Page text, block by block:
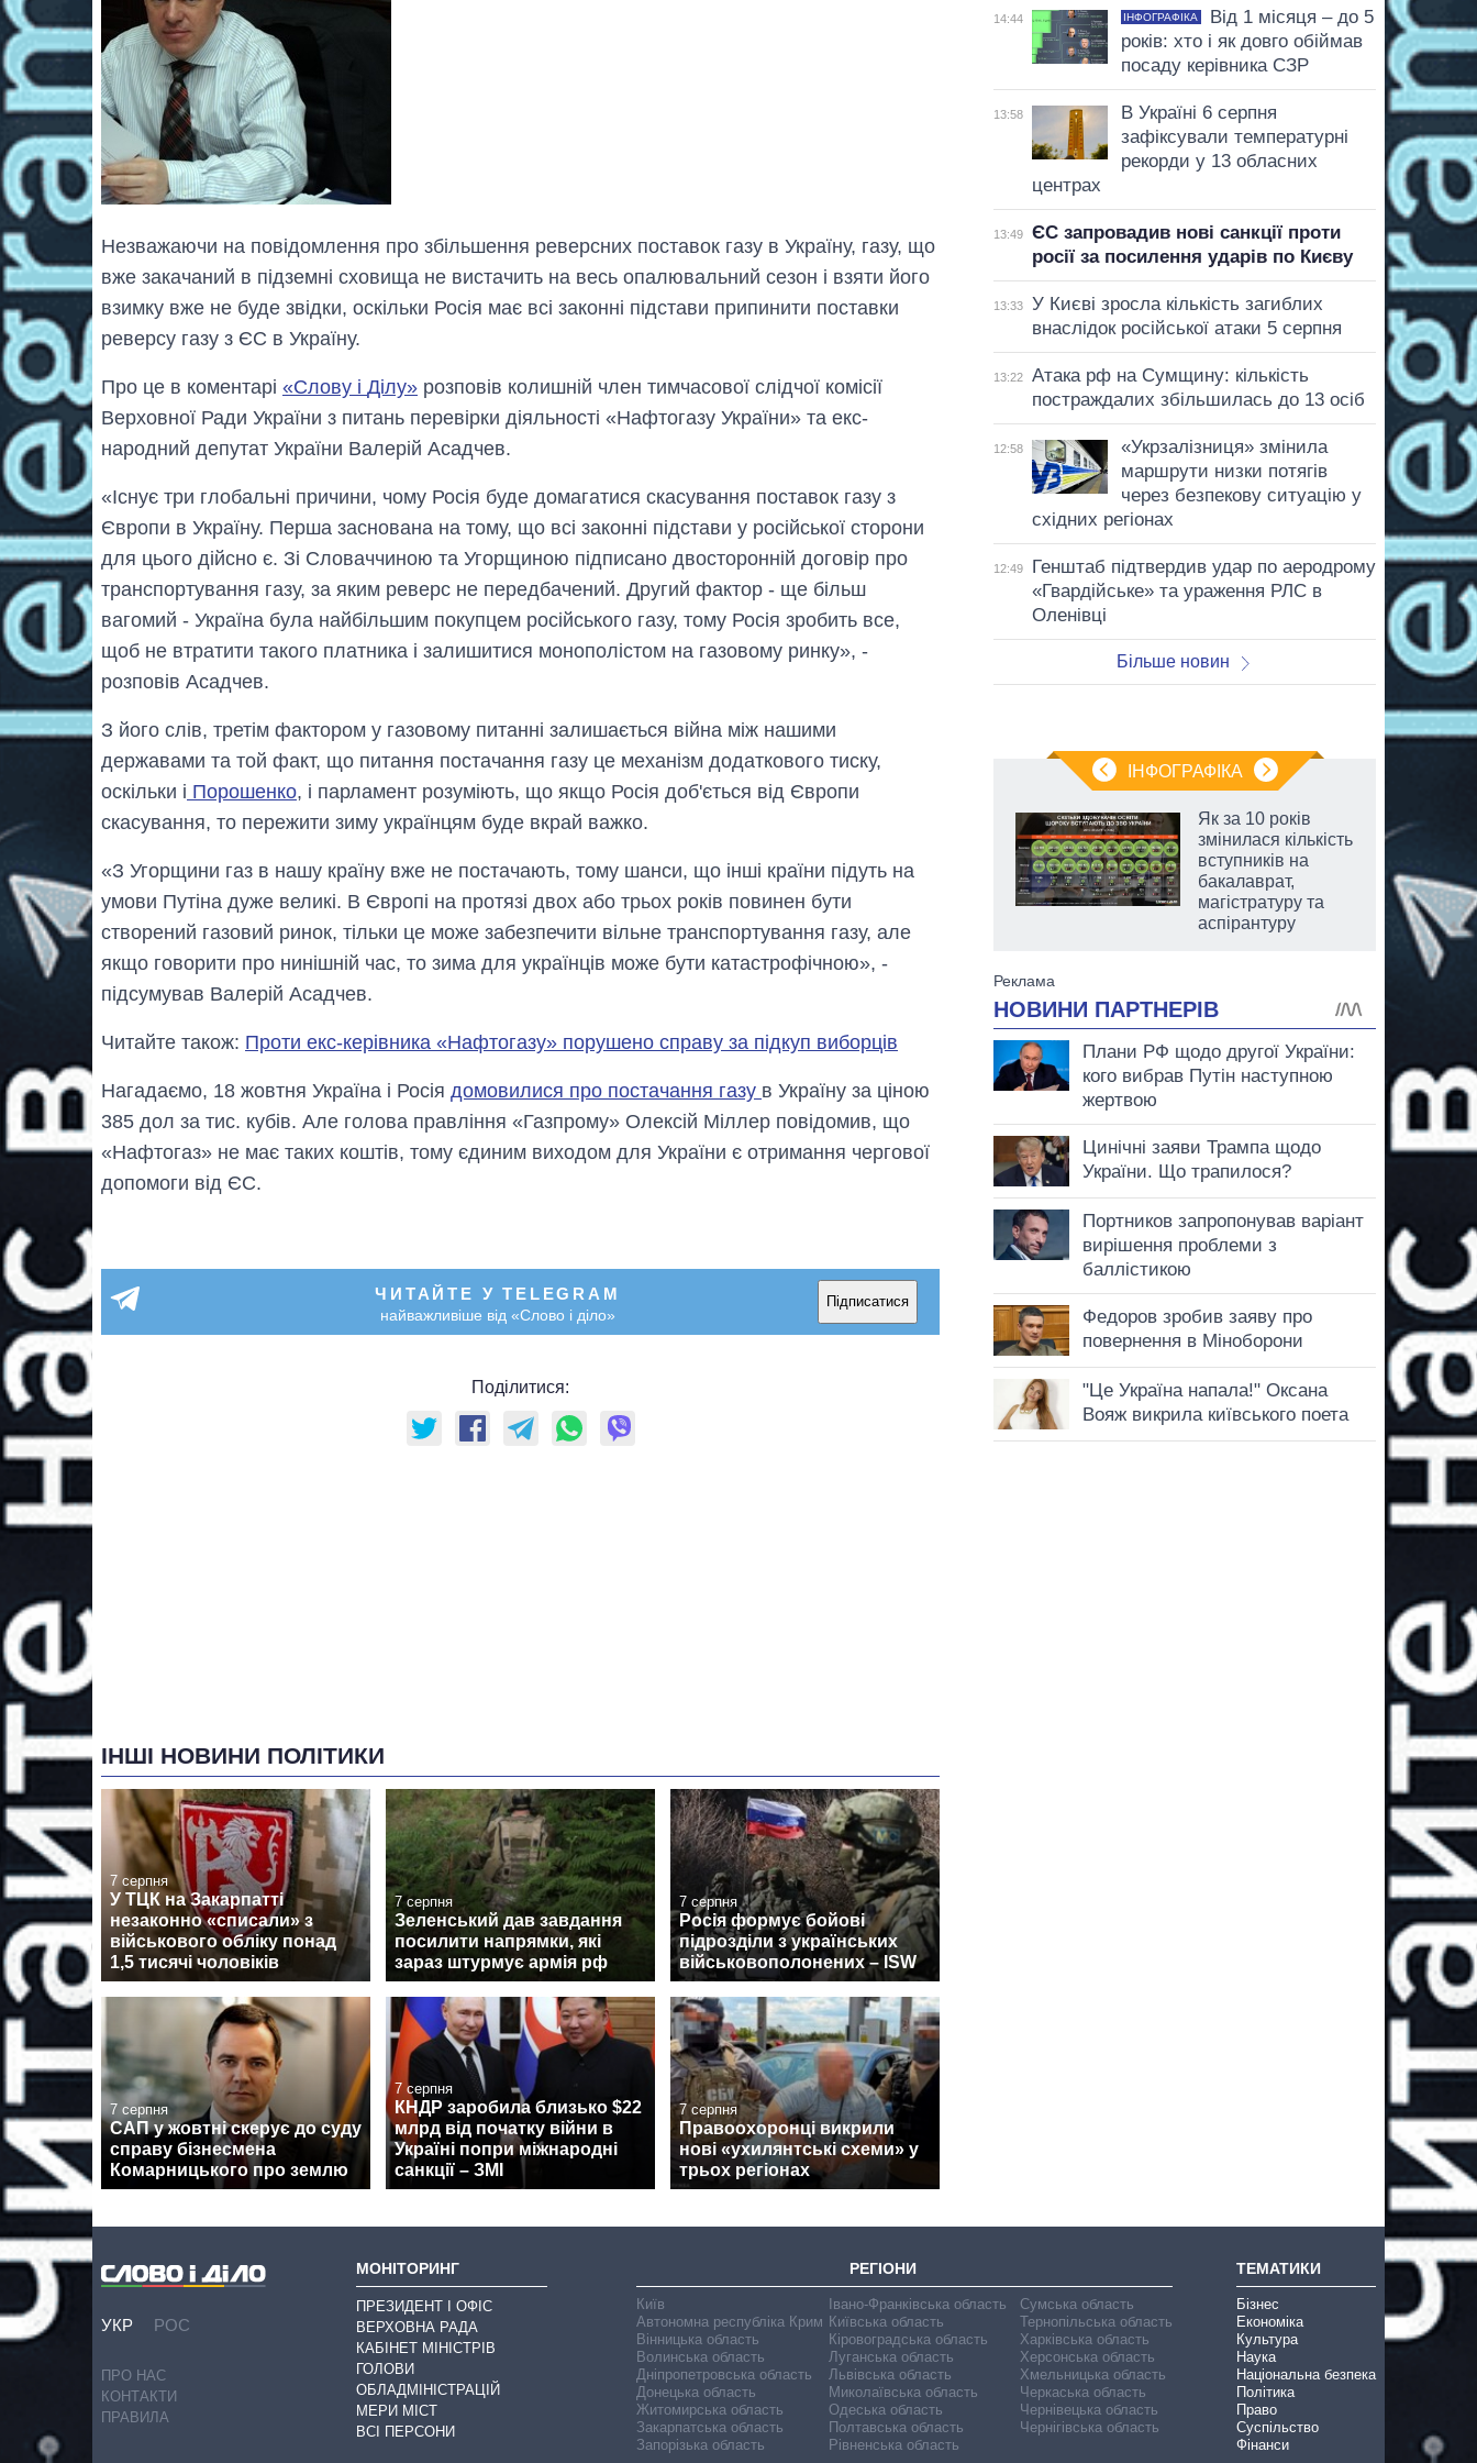
Незважаючи на повідомлення про збільшення реверсних поставок газу в Україну, газу, що
вже закачаний в підземні сховища не вистачить на весь опалювальний сезон і взяти його
взимку вже не буде звідки, оскільки Росія має всі законні підстави припинити поставки
реверсу газу з ЄС в Україну.
Про це в коментарі «Слову і Ділу» розповів колишній член тимчасової слідчої комісії
Верховної Ради України з питань перевірки діяльності «Нафтогазу України» та екс-
народний депутат України Валерій Асадчев.
«Існує три глобальні причини, чому Росія буде домагатися скасування поставок газу з
Європи в Україну. Перша заснована на тому, що всі законні підстави у російської сторони
для цього дійсно є. Зі Словаччиною та Угорщиною підписано двосторонній договір про
транспортування газу, за яким реверс не передбачений. Другий фактор - ще більш
вагомий - Україна була найбільшим покупцем російського газу, тому Росія зробить все,
щоб не втратити такого платника і залишитися монополістом на газовому ринку», -
розповів Асадчев.
З його слів, третім фактором у газовому питанні залишається війна між нашими
державами та той факт, що питання постачання газу це механізм додаткового тиску,
оскільки і Порошенко, і парламент розуміють, що якщо Росія доб'ється від Європи
скасування, то пережити зиму українцям буде вкрай важко.
«З Угорщини газ в нашу країну вже не постачають, тому шанси, що інші країни підуть на
умови Путіна дуже великі. В Європі на протязі двох або трьох років повинен бути
створений газовий ринок, тільки це може забезпечити вільне транспортування газу, але
якщо говорити про нинішній час, то зима для українців може бути катастрофічною», -
підсумував Валерій Асадчев.
Читайте також: Проти екс-керівника «Нафтогазу» порушено справу за підкуп виборців
Нагадаємо, 18 жовтня Україна і Росія домовилися про постачання газу в Україну за ціною
385 дол за тис. кубів. Але голова правління «Газпрому» Олексій Міллер повідомив, що
«Нафтогаз» не має таких коштів, тому єдиним виходом для України є отримання чергової
допомоги від ЄС.
ЧИТАЙТЕ У TELEGRAM
найважливіше від «Слово і діло»
Підписатися
Поділитися:
ІНШІ НОВИНИ ПОЛІТИКИ
7 серпня
У ТЦК на Закарпатті
незаконно «списали» з
військового обліку понад
1,5 тисячі чоловіків
7 серпня
Зеленський дав завдання
посилити напрямки, які
зараз штурмує армія рф
7 серпня
Росія формує бойові
підрозділи з українських
військовополонених – ISW
7 серпня
САП у жовтні скерує до суду
справу бізнесмена
Комарницького про землю
7 серпня
КНДР заробила близько $22
млрд від початку війни в
Україні попри міжнародні
санкції – ЗМІ
7 серпня
Правоохоронці викрили
нові «ухилянтські схеми» у
трьох регіонах
14:44 ІНФОГРАФІКА
Від 1 місяця – до 5
років: хто і як довго обіймав
посаду керівника СЗР
13:58
В Україні 6 серпня
зафіксували температурні
рекорди у 13 обласних
центрах
13:49
ЄС запровадив нові санкції проти
росії за посилення ударів по Києву
13:33
У Києві зросла кількість загиблих
внаслідок російської атаки 5 серпня
13:22
Атака рф на Сумщину: кількість
постраждалих збільшилась до 13 осіб
12:58
«Укрзалізниця» змінила
маршрути низки потягів
через безпекову ситуацію у
східних регіонах
12:49
Генштаб підтвердив удар по аеродрому
«Гвардійське» та ураження РЛС в
Оленівці
Більше новин
ІНФОГРАФІКА
коштують і
заробляють
OpenAI та
Як за 10 років
змінилася кількість
вступників на
бакалаврат,
магістратуру та
аспірантуру
УКР РОС
ПРО НАС
КОНТАКТИ
ПРАВИЛА
МОНІТОРИНГ
ПРЕЗИДЕНТ І ОФІС
ВЕРХОВНА РАДА
КАБІНЕТ МІНІСТРІВ
ГОЛОВИ
ОБЛАДМІНІСТРАЦІЙ
МЕРИ МІСТ
ВСІ ПЕРСОНИ
РЕГІОНИ
Київ
Автономна республіка Крим
Вінницька область
Волинська область
Дніпропетровська область
Донецька область
Житомирська область
Закарпатська область
Запорізька область
Івано-Франківська область
Київська область
Кіровоградська область
Луганська область
Львівська область
Миколаївська область
Одеська область
Полтавська область
Рівненська область
Сумська область
Тернопільська область
Харківська область
Херсонська область
Хмельницька область
Черкаська область
Чернівецька область
Чернігівська область
ТЕМАТИКИ
Бізнес
Економіка
Культура
Наука
Національна безпека
Політика
Право
Суспільство
Фінанси